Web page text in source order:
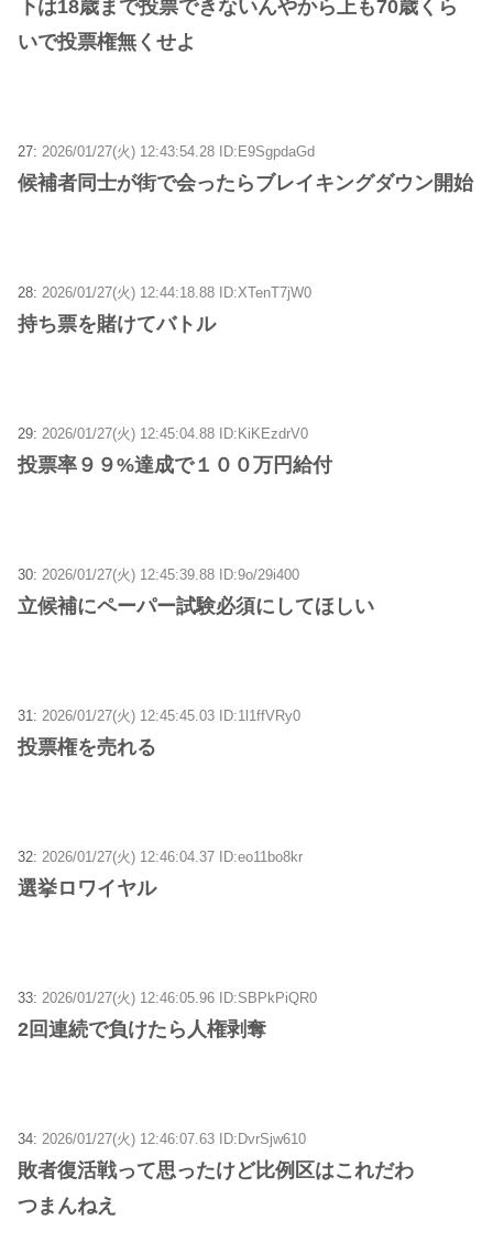
下は18歳まで投票できないんやから上も70歳くら
いで投票権無くせよ
27: 2026/01/27(火) 12:43:54.28 ID:E9SgpdaGd
候補者同士が街で会ったらブレイキングダウン開始
28: 2026/01/27(火) 12:44:18.88 ID:XTenT7jW0
持ち票を賭けてバトル
29: 2026/01/27(火) 12:45:04.88 ID:KiKEzdrV0
投票率９９%達成で１００万円給付
30: 2026/01/27(火) 12:45:39.88 ID:9o/29i400
立候補にペーパー試験必須にしてほしい
31: 2026/01/27(火) 12:45:45.03 ID:1l1ffVRy0
投票権を売れる
32: 2026/01/27(火) 12:46:04.37 ID:eo11bo8kr
選挙ロワイヤル
33: 2026/01/27(火) 12:46:05.96 ID:SBPkPiQR0
2回連続で負けたら人権剥奪
34: 2026/01/27(火) 12:46:07.63 ID:DvrSjw610
敗者復活戦って思ったけど比例区はこれだわ
つまんねえ